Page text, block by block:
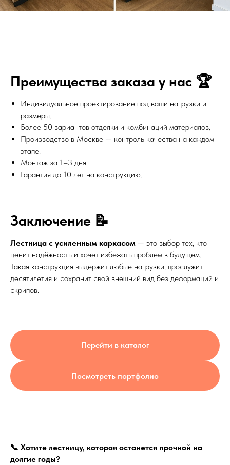
Преимущества заказа у нас 🏆
Индивидуальное проектирование под ваши нагрузки и
размеры.
Более 50 вариантов отделки и комбинаций материалов.
Производство в Москве — контроль качества на каждом
этапе.
Монтаж за 1–3 дня.
Гарантия до 10 лет на конструкцию.
Заключение 📝
Лестница с усиленным каркасом — это выбор тех, кто
ценит надёжность и хочет избежать проблем в будущем.
Такая конструкция выдержит любые нагрузки, прослужит
десятилетия и сохранит свой внешний вид без деформаций и
скрипов.
Перейти в каталог
Посмотреть портфолио
📞 Хотите лестницу, которая останется прочной на
долгие годы?